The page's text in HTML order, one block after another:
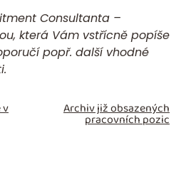
Consultanta –
, která Vám vstřícně popíše
popř. další vhodné
v Archiv již obsazených
pracovních pozic